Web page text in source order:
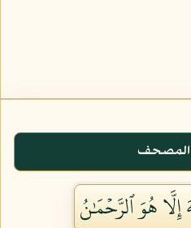
المصحف
هُوَ ٱلرَّحۡمَٰنُ